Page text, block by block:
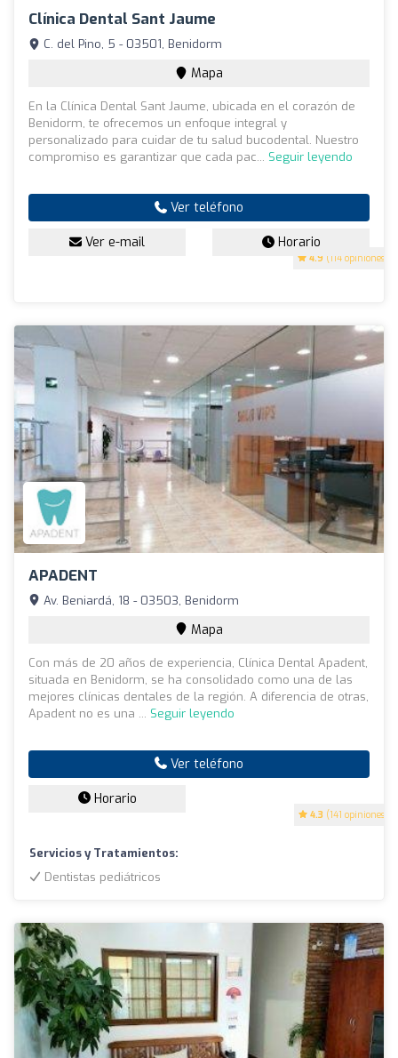
Clínica Dental Sant Jaume
4.9 (114 opiniones)
C. del Pino, 5 - 03501, Benidorm
Mapa
En la Clínica Dental Sant Jaume, ubicada en el corazón de
Benidorm, te ofrecemos un enfoque integral y
personalizado para cuidar de tu salud bucodental. Nuestro
compromiso es garantizar que cada pac... Seguir leyendo
Ver teléfono
Ver e-mail Horario
APADENT
4.3 (141 opiniones)
Av. Beniardá, 18 - 03503, Benidorm
Mapa
Con más de 20 años de experiencia, Clínica Dental Apadent,
situada en Benidorm, se ha consolidado como una de las
mejores clínicas dentales de la región. A diferencia de otras,
Apadent no es una ... Seguir leyendo
Ver teléfono
Horario
Servicios y Tratamientos:
Dentistas pediátricos